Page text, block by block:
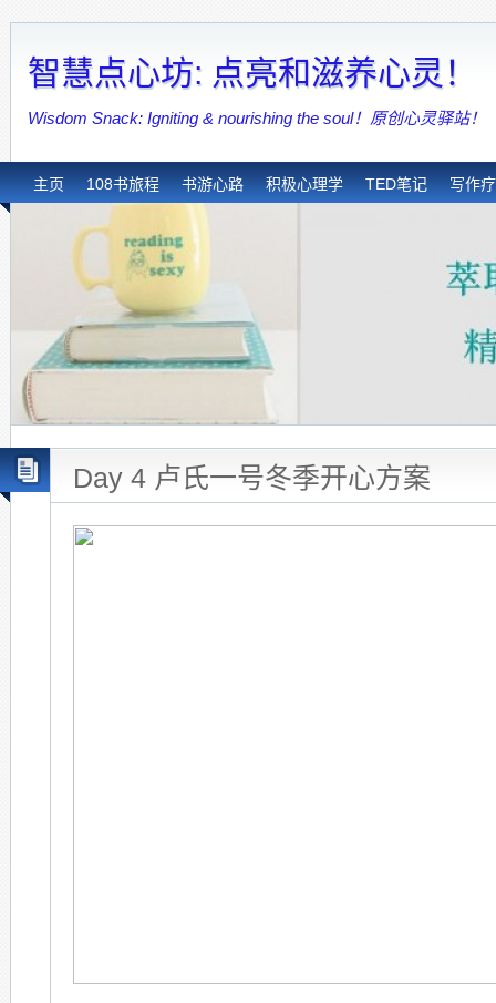
智慧点心坊: 点亮和滋养心灵！
Wisdom Snack: Igniting & nourishing the soul！原创心灵驿站！
主页 108书旅程 书游心路 积极心理学 TED笔记 写作
Day 4 卢氏一号冬季开心方案